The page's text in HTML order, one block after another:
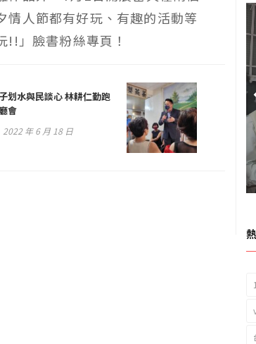
情人節都有好玩、有趣的活動等
!!」臉書粉絲專頁！
划水與民談心 林耕仁勤跑
會
2022 年 6 月 18 日